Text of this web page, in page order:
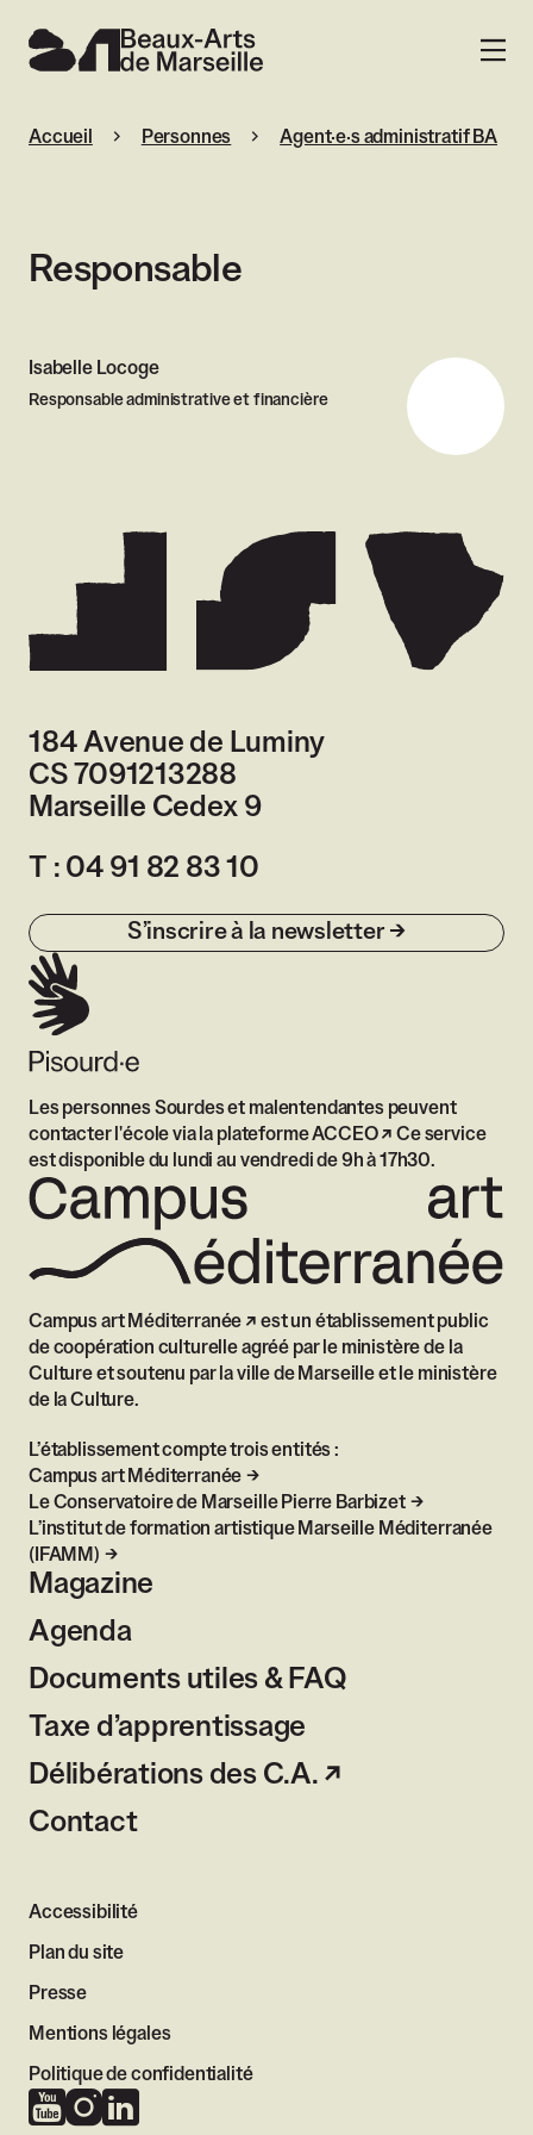
Beaux-Arts de Marseille
MENU
Accueil Personnes Agent·e·s administratif BA
Responsable
Isabelle Locoge
Responsable administrative et financière
184 Avenue de Luminy
CS 7091213288
Marseille Cedex 9France
T : 04 91 82 83 10
S’inscrire à la newsletter
Magazine
Agenda
Documents utiles & FAQ
Taxe d’apprentissage
Délibérations des C.A.
Contact
Campus art Méditerranée
est un établissement public
de coopération culturelle agréé par le ministère de la
Culture et soutenu par la ville de Marseille et le ministère
de la Culture.
L’établissement compte trois entités :
Campus art Méditerranée
Le Conservatoire de Marseille Pierre Barbizet
L’institut de formation artistique Marseille Méditerranée
(IFAMM)
Les personnes Sourdes et malentendantes peuvent
contacter l'école via la plateforme ACCEO
Ce service
est disponible du lundi au vendredi de 9h à 17h30.
Accessibilité
Plan du site
Presse
Mentions légales
Politique de confidentialité